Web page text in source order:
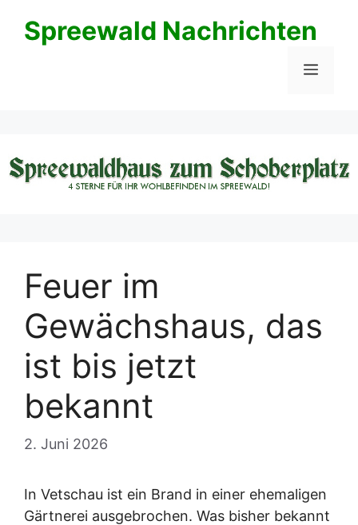
InhaltSpreewald Nachrichten
Menü
Feuer im
Gewächshaus, das
ist bis jetzt
bekannt
2. Juni 2026
In Vetschau ist ein Brand in einer ehemaligen
Gärtnerei ausgebrochen. Was bisher bekannt